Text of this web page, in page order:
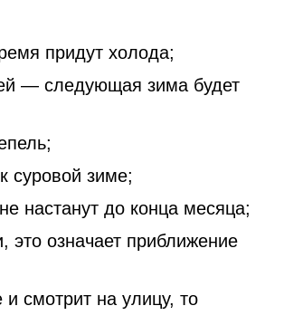
придут холода;
— следующая зима будет
суровой зиме;
настанут до конца месяца;
это означает приближение
смотрит на улицу, то